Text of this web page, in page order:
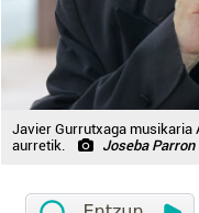
Javier Gurrutxaga musikaria
aurretik.
Joseba Parron